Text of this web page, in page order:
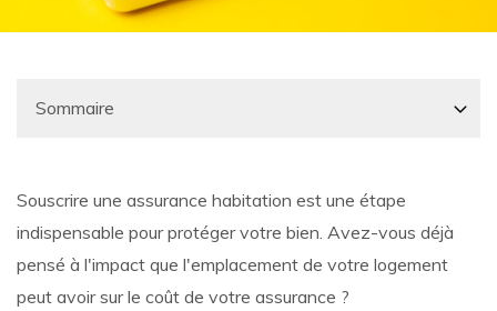
Souscrire une assurance habitation est une étape
indispensable pour protéger votre bien. Avez-vous déjà
pensé à l'impact que l'emplacement de votre logement
peut avoir sur le coût de votre assurance ?